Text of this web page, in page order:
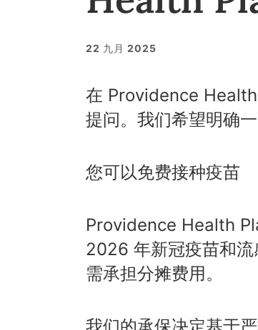
22 九月 2025
在 Providence
提问。我们希望明确
您可以免费接种疫苗
Providence Health
2026 年新冠疫苗和
需承担分摊费用。